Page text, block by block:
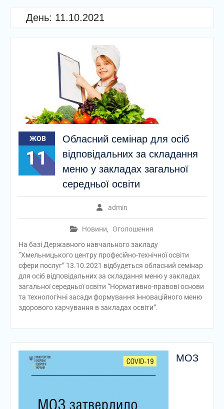
День: 11.10.2021
ЖОВ
11
Обласний семінар для осіб
відповідальних за складання
меню у закладах загальної
середньої освіти
admin
Новини,
Оголошення
На базі Державного навчального закладу
“Хмельницького центру професійно-технічної освіти
сфери послуг” 13.10.2021 відбудеться обласний семінар
для осіб відповідальних за складання меню у закладах
загальної середньої освіти “Нормативно-правові основи
та технологічні засади формування інноваційного меню
здорового харчування в закладах освіти”.
МОЗ